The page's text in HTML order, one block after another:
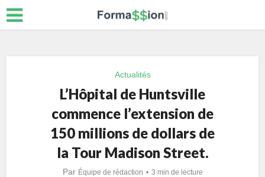
Actualités
L’Hôpital de Huntsville
commence l’extension de
150 millions de dollars de
la Tour Madison Street.
Par Équipe de rédaction 3 min de lecture